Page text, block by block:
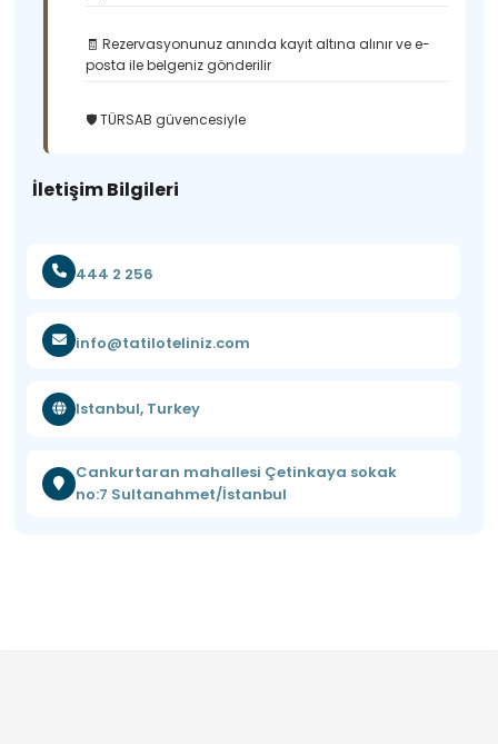
🧾 Rezervasyonunuz anında kayıt altına alınır ve e-
posta ile belgeniz gönderilir
🛡️ TÜRSAB güvencesiyle
İletişim Bilgileri
444 2 256
info@tatiloteliniz.com
Istanbul, Turkey
Cankurtaran mahallesi Çetinkaya sokak
no:7 Sultanahmet/İstanbul